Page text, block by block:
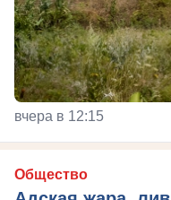
вчера в 12:15
Общество